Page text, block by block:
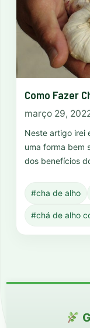
Como Fazer
março 29,
Neste artigo irei
uma forma bem
dos benefícios
#cha de alho
#chá de alho